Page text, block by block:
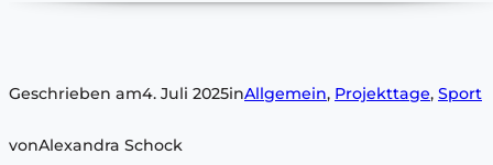
Geschrieben am4. Juli 2025inAllgemein, Projekttage, Sport
vonAlexandra Schock